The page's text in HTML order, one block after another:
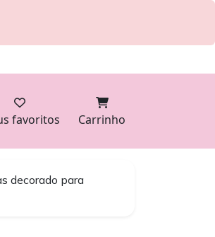
favoritos Carrinho
decorado para